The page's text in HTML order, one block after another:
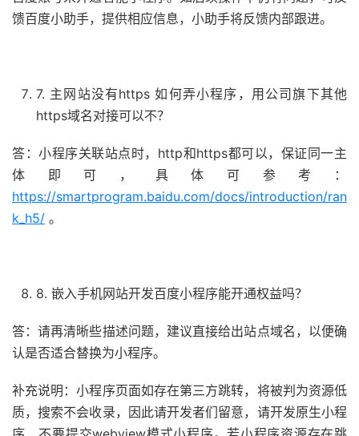
馈百度小助手，提供相应信息，小助手将反馈内部跟进。
7. 主网站没有https 如何弄小程序，用公司旗下其他
https域名对接可以不？
答：小程序关联站点时，http和https都可以，保证同一主
体即可，具体可参考：
https://smartprogram.baidu.com/docs/introduction/ran
k_h5/ 。
8. 嵌入手机网站开发百度小程序能开通权益吗？
答：请再清晰些描述问题，建议直接给出站点域名，以便确
认是否适合替换为小程序。
补充说明：小程序页面如存在第三方跳转，将被判为资源低
质，搜索不会收录，因此请开发者们留意，请开发原生小程